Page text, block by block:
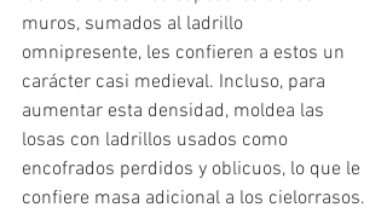
muros, sumados al ladrillo
omnipresente, les confieren a estos un
carácter casi medieval. Incluso, para
aumentar esta densidad, moldea las
losas con ladrillos usados como
encofrados perdidos y oblicuos, lo que le
confiere masa adicional a los cielorrasos.